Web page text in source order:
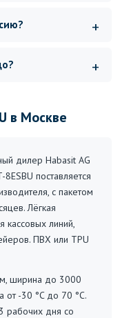
в Москве
дилер Habasit AG
поставляется
с пакетом
Лёгкая
кассовых линий,
ПВХ или TPU
ширина до 3000
от -30 °C до 70 °C.
рабочих дня со